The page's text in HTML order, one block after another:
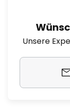
Unsere